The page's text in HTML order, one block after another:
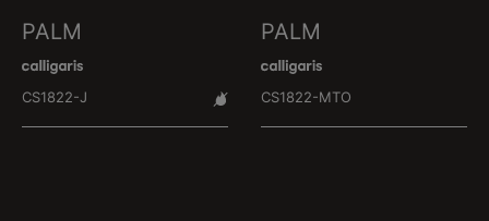
PALM
CS1822-J
PALM
CS1822-MTO